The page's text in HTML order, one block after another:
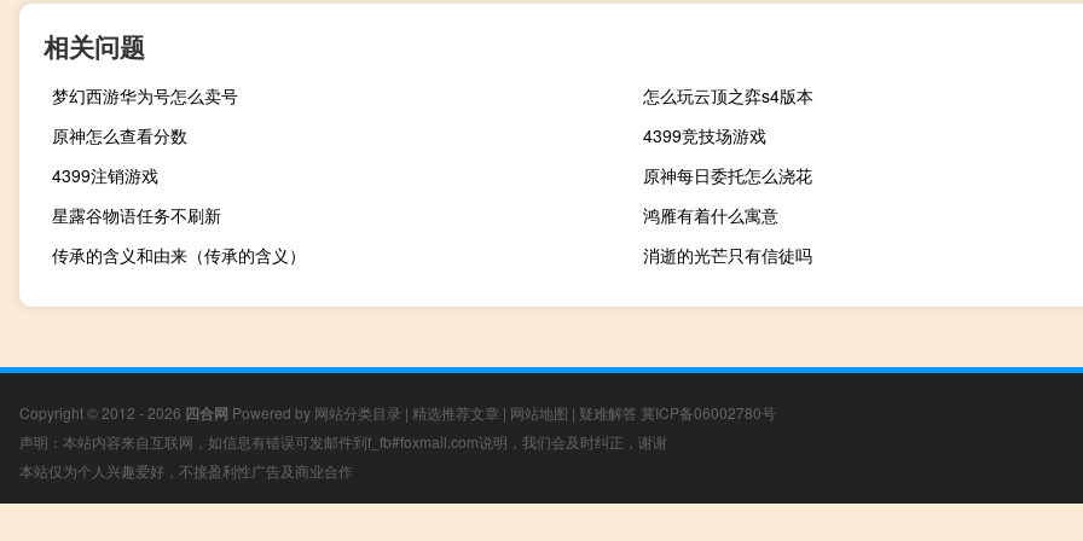
相关问题
梦幻西游华为号怎么卖号
怎么玩云顶之弈s4版本
原神怎么查看分数
4399竞技场游戏
4399注销游戏
原神每日委托怎么浇花
星露谷物语任务不刷新
鸿雁有着什么寓意
传承的含义和由来（传承的含义）
消逝的光芒只有信徒吗
Copyright © 2012 - 2026 四合网 Powered by 网站分类目录 | 精选推荐文章 | 网站地图 | 疑难解答 冀ICP备06002780号
声明：本站内容来自互联网，如信息有错误可发邮件到f_fb#foxmail.com说明，我们会及时纠正，谢谢
本站仅为个人兴趣爱好，不接盈利性广告及商业合作